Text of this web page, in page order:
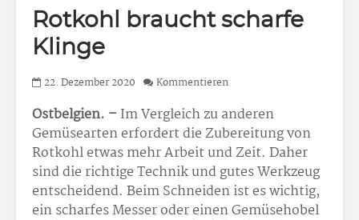
Rotkohl braucht scharfe
Klinge
22. Dezember 2020 Kommentieren
Ostbelgien. – Im Vergleich zu anderen
Gemüsearten erfordert die Zubereitung von
Rotkohl etwas mehr Arbeit und Zeit. Daher
sind die richtige Technik und gutes Werkzeug
entscheidend. Beim Schneiden ist es wichtig,
ein scharfes Messer oder einen Gemüsehobel